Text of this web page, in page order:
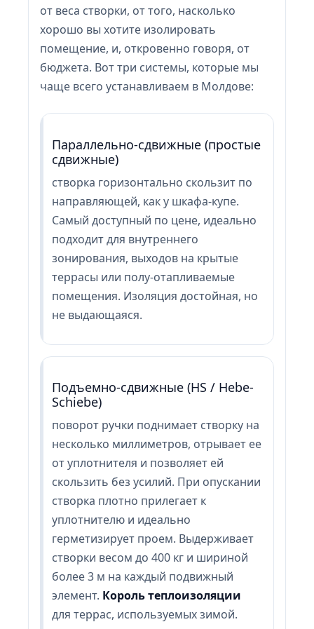
от веса створки, от того, насколько
хорошо вы хотите изолировать
помещение, и, откровенно говоря, от
бюджета. Вот три системы, которые мы
чаще всего устанавливаем в Молдове:
Параллельно-сдвижные (простые
сдвижные)
створка горизонтально скользит по
направляющей, как у шкафа-купе.
Самый доступный по цене, идеально
подходит для внутреннего
зонирования, выходов на крытые
террасы или полу-отапливаемые
помещения. Изоляция достойная, но
не выдающаяся.
Подъемно-сдвижные (HS / Hebe-
Schiebe)
поворот ручки поднимает створку на
несколько миллиметров, отрывает ее
от уплотнителя и позволяет ей
скользить без усилий. При опускании
створка плотно прилегает к
уплотнителю и идеально
герметизирует проем. Выдерживает
створки весом до 400 кг и шириной
более 3 м на каждый подвижный
элемент. Король теплоизоляции
для террас, используемых зимой.